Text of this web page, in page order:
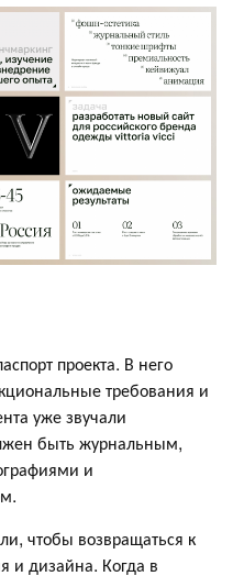
проекта. В него
требования и
уже звучали
быть журнальным,
и
чтобы возвращаться к
и дизайна. Когда в